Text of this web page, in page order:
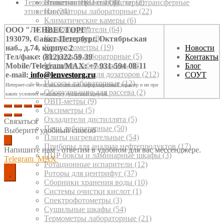
Инактиваторы сыворотки(2)
Инкубаторы лабораторные (22)
Климатические камеры (6)
Колбонагреватели (64)
Колориметры(8)
Кондуктометры (19)
Мельницы лабораторные (5)
Мешалки лабораторные(88)
Наконечники для дозаторов (212)
Насосы лабораторные(12)
Оборудование для рассева (2)
ОВП-метры(9)
Оксиметры (5)
Охладители дистиллята (5)
Печи лабораторные (50)
Плиты нагревательные (54)
Приборы для анализа нефтепродуктов (17)
ПЦР боксы и ламинарные шкафы(3)
Ротационные испарители (12)
Роторы для центрифуг (37)
Сборники хранения воды (10)
Системы очистки кислот (1)
Спектрофотометры (3)
Сушильные шкафы (54)
Термометры лабораторные (21)
Этикет-пистолеты(3)
Термоэтикетки ЭКО и ТОП, термотрансферные
этикетки(24)
ООО "ЛЕНВЕСТОРГ"
193079, Санкт-Петербург, Октябрьская
наб., д.74, корпус 2
Тел/факс: (812)322-59-39
Mobile/Telegram/MAX: +7 931-594-08-11
e-mail: info@lenvestorg.ru
Интернет-сайт носит исключительно информационный характер и ни при
каких условиях не является публичной офертой.
Новости
Контакты
Блог
СОУТ
Связаться
Выберите удобный способ
Напишите нам - ответим в удобном для вас мессенджере.
Telegram MAX